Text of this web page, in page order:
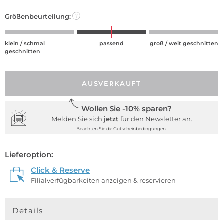
Größenbeurteilung: ?
klein / schmal
geschnitten
passend groß / weit geschnitten
AUSVERKAUFT
Wollen Sie -10% sparen?
Melden Sie sich jetzt für den Newsletter an.
Beachten Sie die Gutscheinbedingungen.
Lieferoption:
Click & Reserve
Filialverfügbarkeiten anzeigen & reservieren
Details